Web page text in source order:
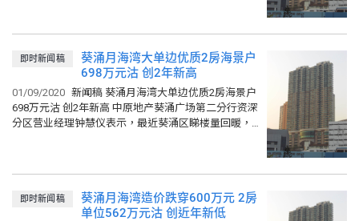
即时新闻稿
葵涌月海湾大单边优质2房海景户
698万元沽 创2年新高
01/09/2020 新闻稿 葵涌月海湾大单边优质2房海景户
698万元沽 创2年新高 中原地产葵涌广场第二分行资深
分区营业经理钟慧仪表示，最近葵涌区睇楼量回暖，
即时新闻稿
葵涌月海湾造价跌穿600万元 2房
单位562万元沽 创近年新低